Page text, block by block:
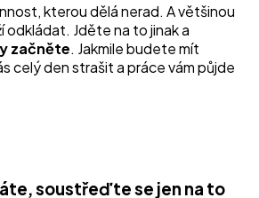
kterou dělá nerad. A většinou
odkládat. Jděte na to jinak a
začněte. Jakmile budete mít
celý den strašit a práce vám půjde
soustřeďte se jen na to